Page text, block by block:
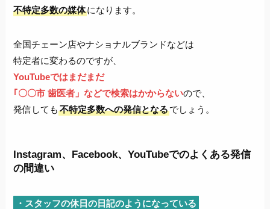
不特定多数の媒体になります。
全国チェーン店やナショナルブランドなどは
特定者に変わるのですが、
YouTubeではまだまだ
｢〇〇市 歯医者」などで検索はかからないので、
発信しても不特定多数への発信となるでしょう。
Instagram、Facebook、YouTubeでのよくある発信
の間違い
・スタッフの休日の日記のようになっている